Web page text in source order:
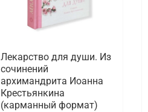
Лекарство для души. Из
сочинений
архимандрита Иоанна
Крестьянкина
(карманный формат)